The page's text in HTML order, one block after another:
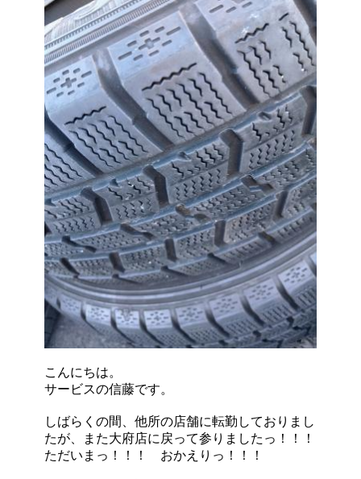
こんにちは。
サービスの信藤です。
しばらくの間、他所の店舗に転勤しておりまし
たが、また大府店に戻って参りましたっ！！！
ただいまっ！！！ おかえりっ！！！